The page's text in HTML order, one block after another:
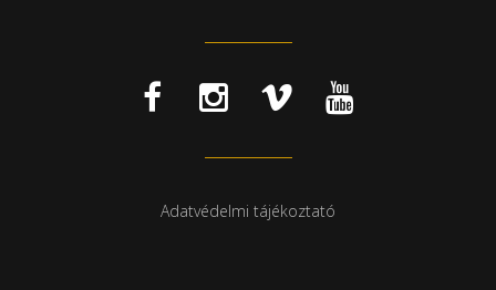
Adatvédelmi tájékoztató